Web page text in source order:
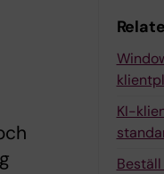
KI-